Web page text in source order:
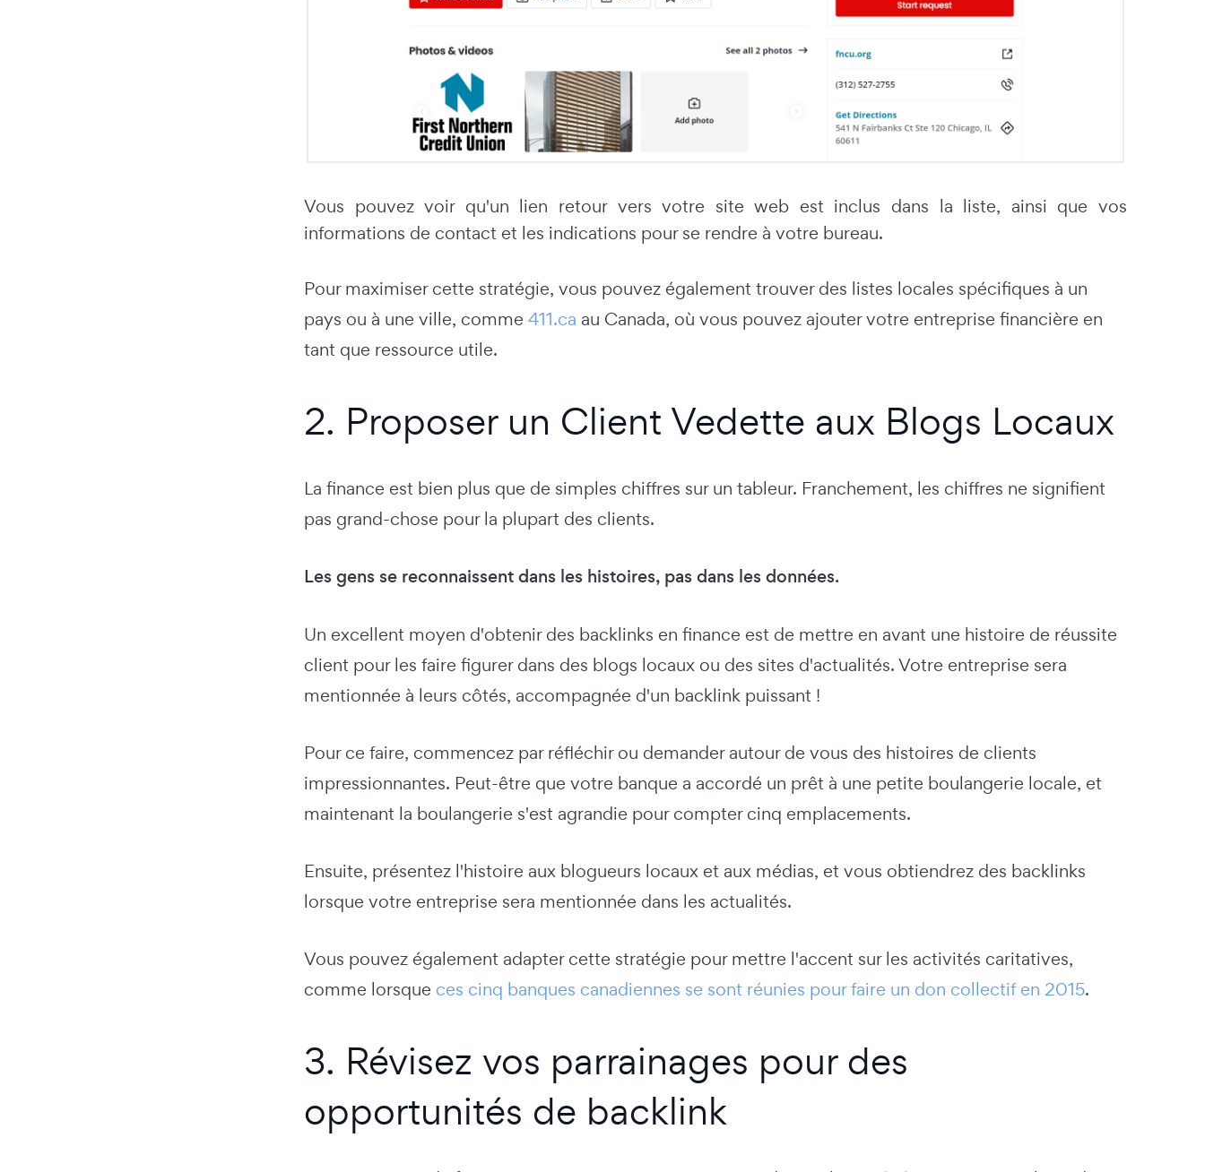
Vous pouvez voir qu'un lien retour vers votre site web est inclus dans la liste, ainsi que vos
informations de contact et les indications pour se rendre à votre bureau.
Pour maximiser cette stratégie, vous pouvez également trouver des listes locales spécifiques à un
pays ou à une ville, comme 411.ca au Canada, où vous pouvez ajouter votre entreprise financière en
tant que ressource utile.
2. Proposer un Client Vedette aux Blogs Locaux
La finance est bien plus que de simples chiffres sur un tableur. Franchement, les chiffres ne signifient
pas grand-chose pour la plupart des clients.
Les gens se reconnaissent dans les histoires, pas dans les données.
Un excellent moyen d'obtenir des backlinks en finance est de mettre en avant une histoire de réussite
client pour les faire figurer dans des blogs locaux ou des sites d'actualités. Votre entreprise sera
mentionnée à leurs côtés, accompagnée d'un backlink puissant !
Pour ce faire, commencez par réfléchir ou demander autour de vous des histoires de clients
impressionnantes. Peut-être que votre banque a accordé un prêt à une petite boulangerie locale, et
maintenant la boulangerie s'est agrandie pour compter cinq emplacements.
Ensuite, présentez l'histoire aux blogueurs locaux et aux médias, et vous obtiendrez des backlinks
lorsque votre entreprise sera mentionnée dans les actualités.
Vous pouvez également adapter cette stratégie pour mettre l'accent sur les activités caritatives,
comme lorsque ces cinq banques canadiennes se sont réunies pour faire un don collectif en 2015.
3. Révisez vos parrainages pour des
opportunités de backlink